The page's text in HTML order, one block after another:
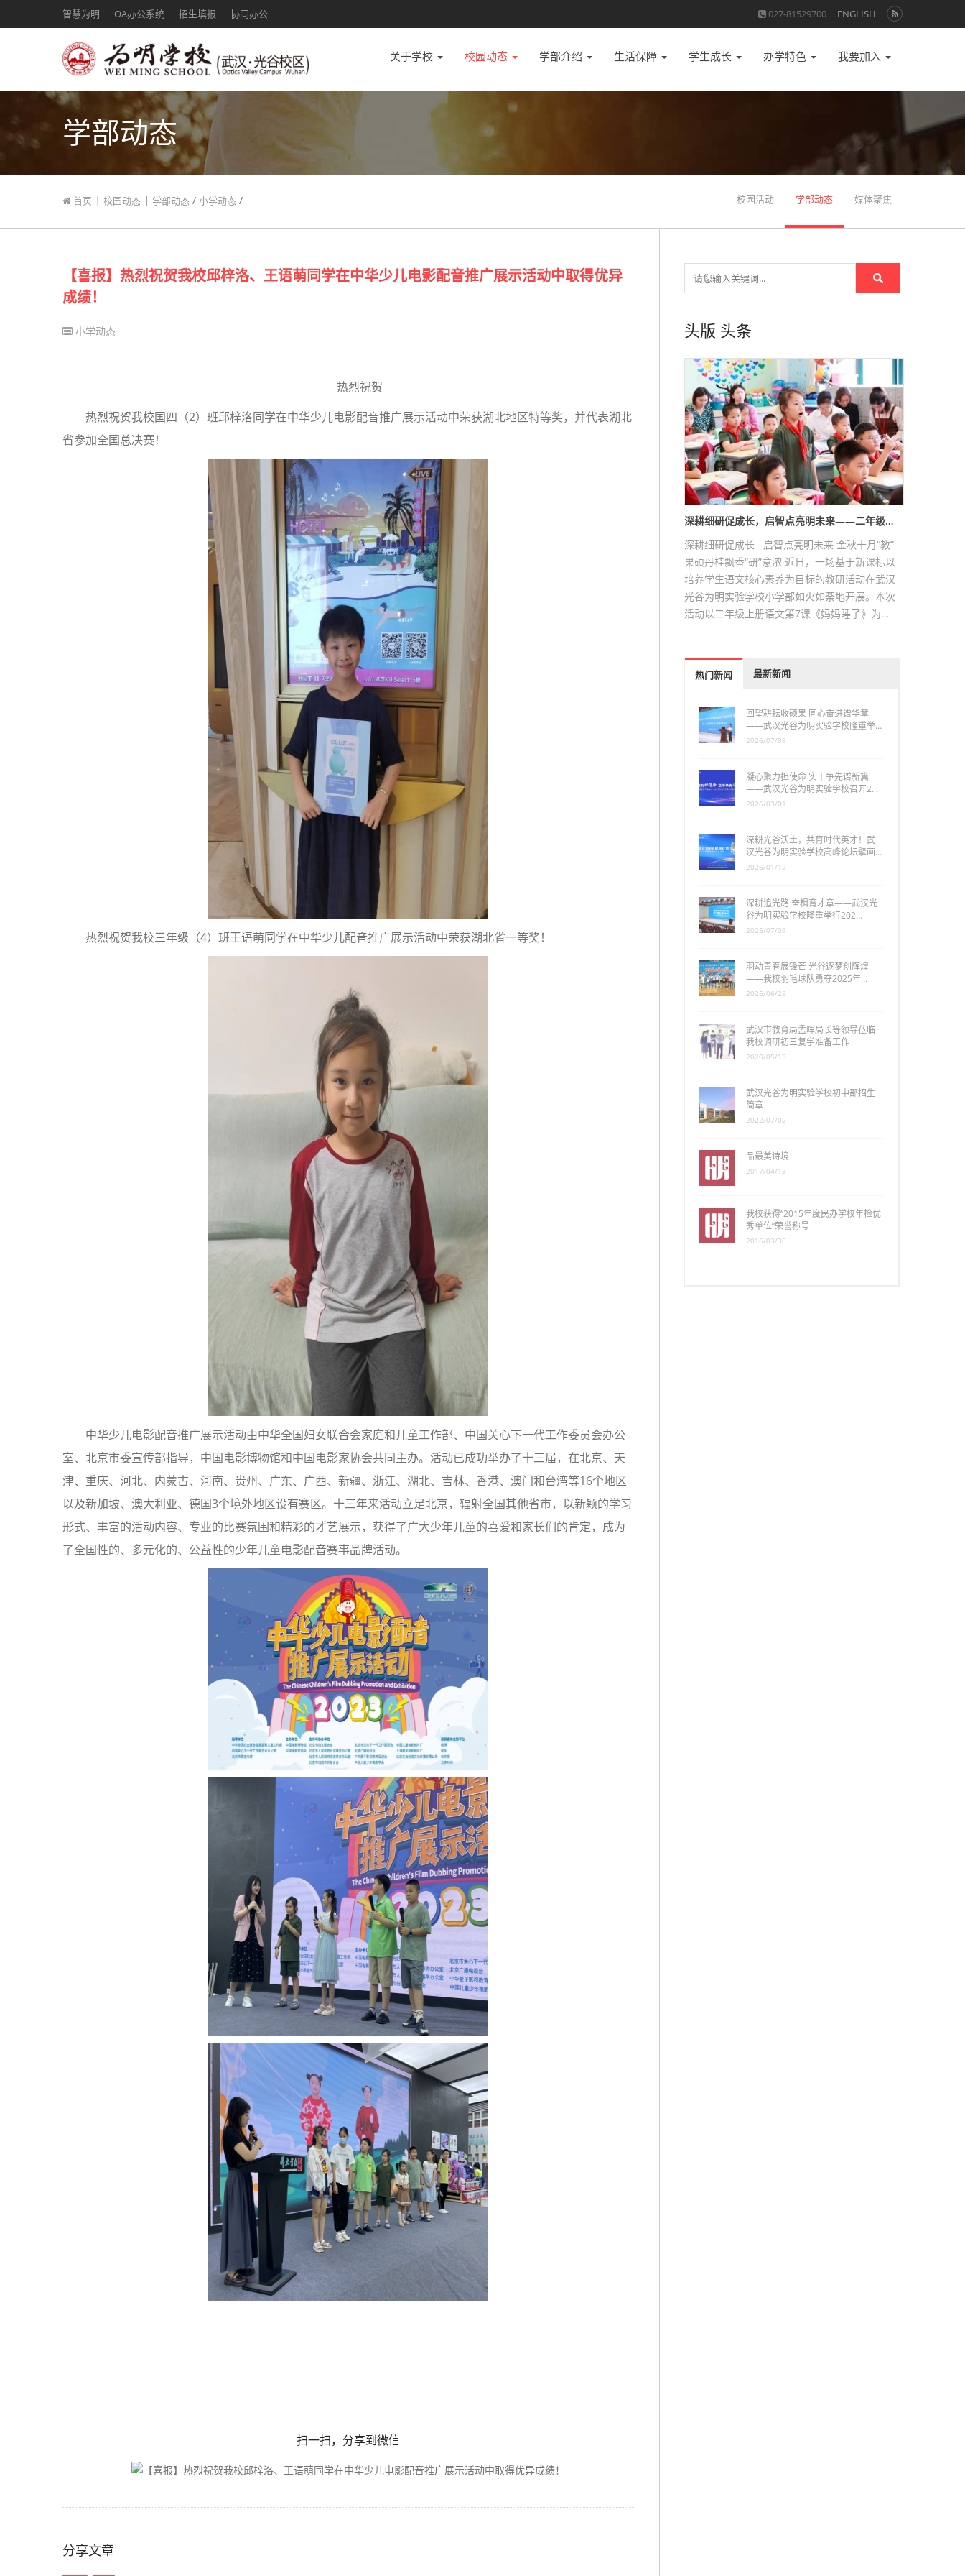
智慧为明 OA办公系统 招生填报 协同办公 027-81529700 ENGLISH
关于学校 校园动态 学部介绍 生活保障 学生成长 办学特色 我要加入
学部动态
首页 | 校园动态 | 学部动态 / 小学动态 / 校园活动 学部动态 媒体聚焦
【喜报】热烈祝贺我校邱梓洛、王语萌同学在中华少儿电影配音推广展示活动中取得优异
成绩！
小学动态
热烈祝贺
热烈祝贺我校国四（2）班邱梓洛同学在中华少儿电影配音推广展示活动中荣获湖北地区特等奖，并代表湖北
省参加全国总决赛！
热烈祝贺我校三年级（4）班王语萌同学在中华少儿配音推广展示活动中荣获湖北省一等奖！
中华少儿电影配音推广展示活动由中华全国妇女联合会家庭和儿童工作部、中国关心下一代工作委员会办公
室、北京市委宣传部指导，中国电影博物馆和中国电影家协会共同主办。活动已成功举办了十三届，在北京、天
津、重庆、河北、内蒙古、河南、贵州、广东、广西、新疆、浙江、湖北、吉林、香港、澳门和台湾等16个地区
以及新加坡、澳大利亚、德国3个境外地区设有赛区。十三年来活动立足北京，辐射全国其他省市，以新颖的学习
形式、丰富的活动内容、专业的比赛氛围和精彩的才艺展示，获得了广大少年儿童的喜爱和家长们的肯定，成为
了全国性的、多元化的、公益性的少年儿童电影配音赛事品牌活动。
扫一扫，分享到微信
分享文章
头版 头条
深耕细研促成长，启智点亮明未来——二年级…
深耕细研促成长 启智点亮明未来 金秋十月“教”
果硕丹桂飘香“研”意浓 近日，一场基于新课标以
培养学生语文核心素养为目标的教研活动在武汉
光谷为明实验学校小学部如火如荼地开展。本次
活动以二年级上册语文第7课《妈妈睡了》为…
热门新闻 最新新闻
回望耕耘收硕果 同心奋进谱华章
——武汉光谷为明实验学校隆重举…
2026/07/08
凝心聚力担使命 实干争先谱新篇
——武汉光谷为明实验学校召开2…
2026/03/01
深耕光谷沃土，共育时代英才！武
汉光谷为明实验学校高峰论坛擘画…
2026/01/12
深耕追光路 奋楫育才章——武汉光
谷为明实验学校隆重举行202…
2025/07/05
羽动青春展锋芒 光谷逐梦创辉煌
——我校羽毛球队勇夺2025年…
2025/06/25
武汉市教育局孟晖局长等领导莅临
我校调研初三复学准备工作
2020/05/13
武汉光谷为明实验学校初中部招生
简章
2022/07/02
品最美诗境
2017/04/13
我校获得“2015年度民办学校年检优
秀单位”荣誉称号
2016/03/30